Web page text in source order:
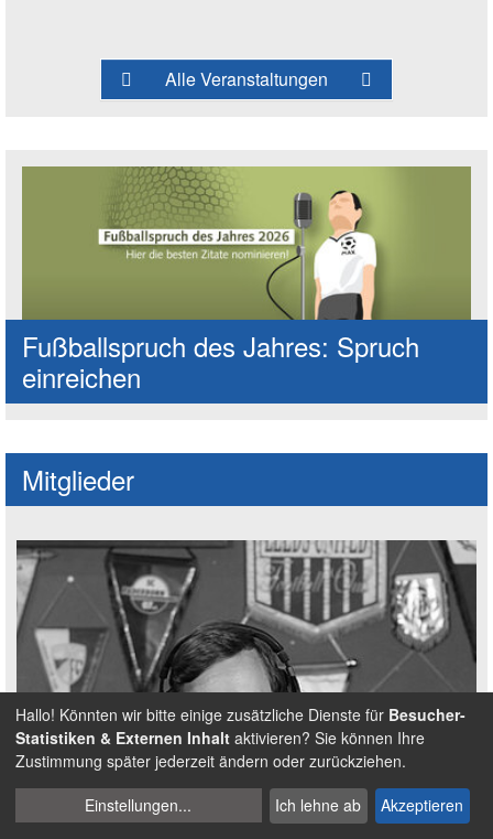
Alle Veranstaltungen
Fußballspruch des Jahres: Spruch
einreichen
Mitglieder
Cookies
verwalten
Hallo! Könnten wir bitte einige zusätzliche Dienste für Besucher-
Statistiken & Externen Inhalt aktivieren? Sie können Ihre
Zustimmung später jederzeit ändern oder zurückziehen.
Einstellungen... Ich lehne ab Akzeptieren